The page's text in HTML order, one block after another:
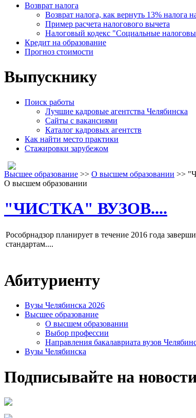
Возврат налога
Возврат налога, как вернуть 13% налога
Пример расчета налогового вычета
Налоговый кодекс "Социальные
Кредит на образование
Прогноз стоимости
Выпускнику
Поиск работы
Лучшие кадровые агентства Челябинска
Сайты с вакансиями
Каталог кадровых агентств
Как найти место практики
Стажировки зарубежом
Высшее образование >> О высшем образовании >>
О высшем образовании
"ЧИСТКА" ВУЗОВ....
Рособрнадзор планирует в течение 2016 года
стандартам....
Абитуриенту
Вузы Челябинска 2026
Высшее образование
О высшем образовании
Выбор профессии
Направления бакалавриата вузов
Вузы Челябинска
Подписывайте на